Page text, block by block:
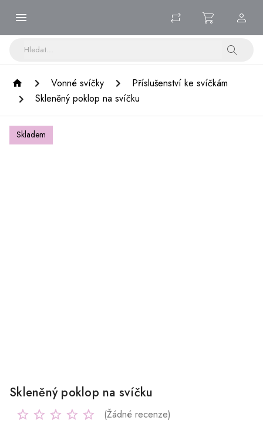
Vonné svíčky
Příslušenství ke svíčkám
Skleněný poklop na svíčku
Skladem
Skleněný poklop na svíčku
(Žádné recenze)